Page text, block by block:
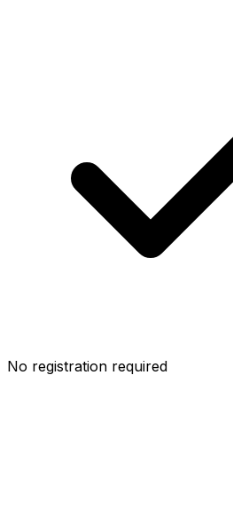
No registration required